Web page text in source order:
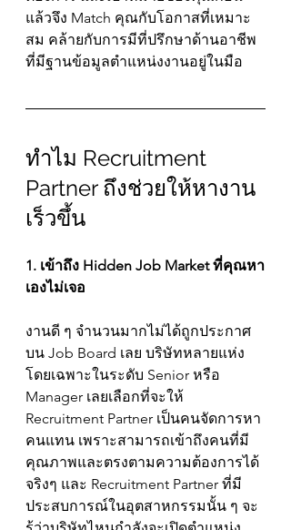
แล้วจึง Match คุณกับโอกาสที่เหมาะ
สม คล้ายกับการมีที่ปรึกษาด้านอาชีพ
ที่มีฐานข้อมูลตำแหน่งงานอยู่ในมือ
ทำไม Recruitment
Partner ถึงช่วยให้หางาน
เร็วขึ้น
1. เข้าถึง Hidden Job Market ที่คุณหา
เองไม่เจอ
งานดี ๆ จำนวนมากไม่ได้ถูกประกาศ
บน Job Board เลย บริษัทหลายแห่ง
โดยเฉพาะในระดับ Senior หรือ
Manager เลยเลือกที่จะให้
Recruitment Partner เป็นคนจัดการหา
คนแทน เพราะสามารถเข้าถึงคนที่มี
คุณภาพและตรงตามความต้องการได้
จริงๆ และ Recruitment Partner ที่มี
ประสบการณ์ในอุตสาหกรรมนั้น ๆ จะ